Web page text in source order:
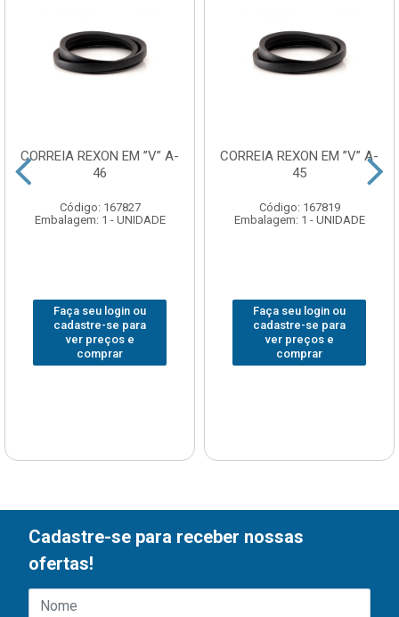
CORREIA REXON EM ”V” A-
46
Código: 167827
Embalagem: 1 - UNIDADE
Faça seu login ou
cadastre-se para
ver preços e
comprar
CORREIA REXON EM ”V” A-
45
Código: 167819
Embalagem: 1 - UNIDADE
Faça seu login ou
cadastre-se para
ver preços e
comprar
Cadastre-se para receber nossas
ofertas!